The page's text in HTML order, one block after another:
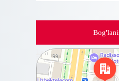
Ташкент
Проспект Амира Темура, 88А на
ближайшее метро Бадамзар —